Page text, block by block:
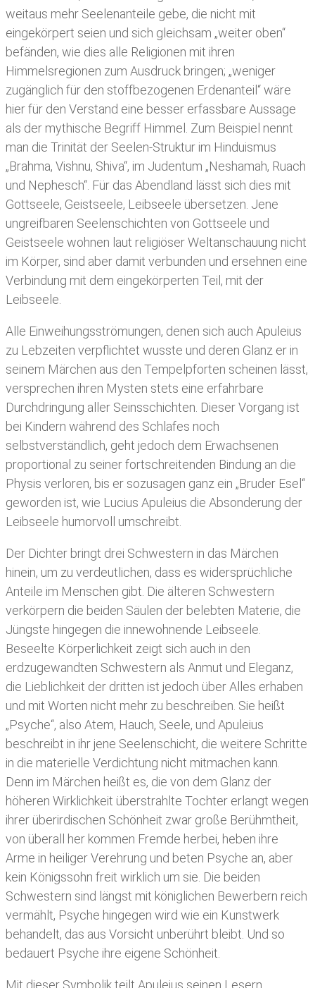
weitaus mehr Seelenanteile gebe, die nicht mit
eingekörpert seien und sich gleichsam „weiter oben“
befänden, wie dies alle Religionen mit ihren
Himmelsregionen zum Ausdruck bringen; „weniger
zugänglich für den stoffbezogenen Erdenanteil“ wäre
hier für den Verstand eine besser erfassbare Aussage
als der mythische Begriff Himmel. Zum Beispiel nennt
man die Trinität der Seelen-Struktur im Hinduismus
„Brahma, Vishnu, Shiva“, im Judentum „Neshamah, Ruach
und Nephesch“. Für das Abendland lässt sich dies mit
Gottseele, Geistseele, Leibseele übersetzen. Jene
ungreifbaren Seelenschichten von Gottseele und
Geistseele wohnen laut religiöser Weltanschauung nicht
im Körper, sind aber damit verbunden und ersehnen eine
Verbindung mit dem eingekörperten Teil, mit der
Leibseele.
Alle Einweihungsströmungen, denen sich auch Apuleius
zu Lebzeiten verpflichtet wusste und deren Glanz er in
seinem Märchen aus den Tempelpforten scheinen lässt,
versprechen ihren Mysten stets eine erfahrbare
Durchdringung aller Seinsschichten. Dieser Vorgang ist
bei Kindern während des Schlafes noch
selbstverständlich, geht jedoch dem Erwachsenen
proportional zu seiner fortschreitenden Bindung an die
Physis verloren, bis er sozusagen ganz ein „Bruder Esel“
geworden ist, wie Lucius Apuleius die Absonderung der
Leibseele humorvoll umschreibt.
Der Dichter bringt drei Schwestern in das Märchen
hinein, um zu verdeutlichen, dass es widersprüchliche
Anteile im Menschen gibt. Die älteren Schwestern
verkörpern die beiden Säulen der belebten Materie, die
Jüngste hingegen die innewohnende Leibseele.
Beseelte Körperlichkeit zeigt sich auch in den
erdzugewandten Schwestern als Anmut und Eleganz,
die Lieblichkeit der dritten ist jedoch über Alles erhaben
und mit Worten nicht mehr zu beschreiben. Sie heißt
„Psyche“, also Atem, Hauch, Seele, und Apuleius
beschreibt in ihr jene Seelenschicht, die weitere Schritte
in die materielle Verdichtung nicht mitmachen kann.
Denn im Märchen heißt es, die von dem Glanz der
höheren Wirklichkeit überstrahlte Tochter erlangt wegen
ihrer überirdischen Schönheit zwar große Berühmtheit,
von überall her kommen Fremde herbei, heben ihre
Arme in heiliger Verehrung und beten Psyche an, aber
kein Königssohn freit wirklich um sie. Die beiden
Schwestern sind längst mit königlichen Bewerbern reich
vermählt, Psyche hingegen wird wie ein Kunstwerk
behandelt, das aus Vorsicht unberührt bleibt. Und so
bedauert Psyche ihre eigene Schönheit.